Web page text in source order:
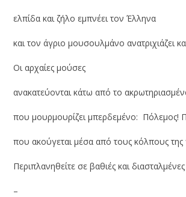
ελπίδα και ζήλο εμπνέει τον Έλληνα
και τον άγριο μουσουλμάνο ανατριχιάζει
Οι αρχαίες μούσες
ανακατεύονται κάτω από το
που μουρμουρίζει μπερδεμένο: Πόλεμος!
που ακούγεται μέσα από τους κόλπους της
Περιπλανηθείτε σε βαθιές και
–